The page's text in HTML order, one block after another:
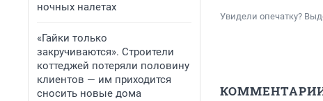
ночных налетах
«Гайки только
закручиваются». Строители
коттеджей потеряли половину
клиентов — им приходится
сносить новые дома
Увидели опечатку?